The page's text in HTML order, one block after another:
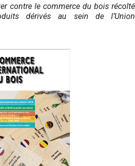
contre le commerce du bois récolté
dérivés au sein de l’Union